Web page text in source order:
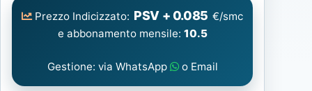
Prezzo Indicizzato: PSV + 0.085 €/smc
e abbonamento mensile: 10.5
Gestione: via WhatsApp o Email